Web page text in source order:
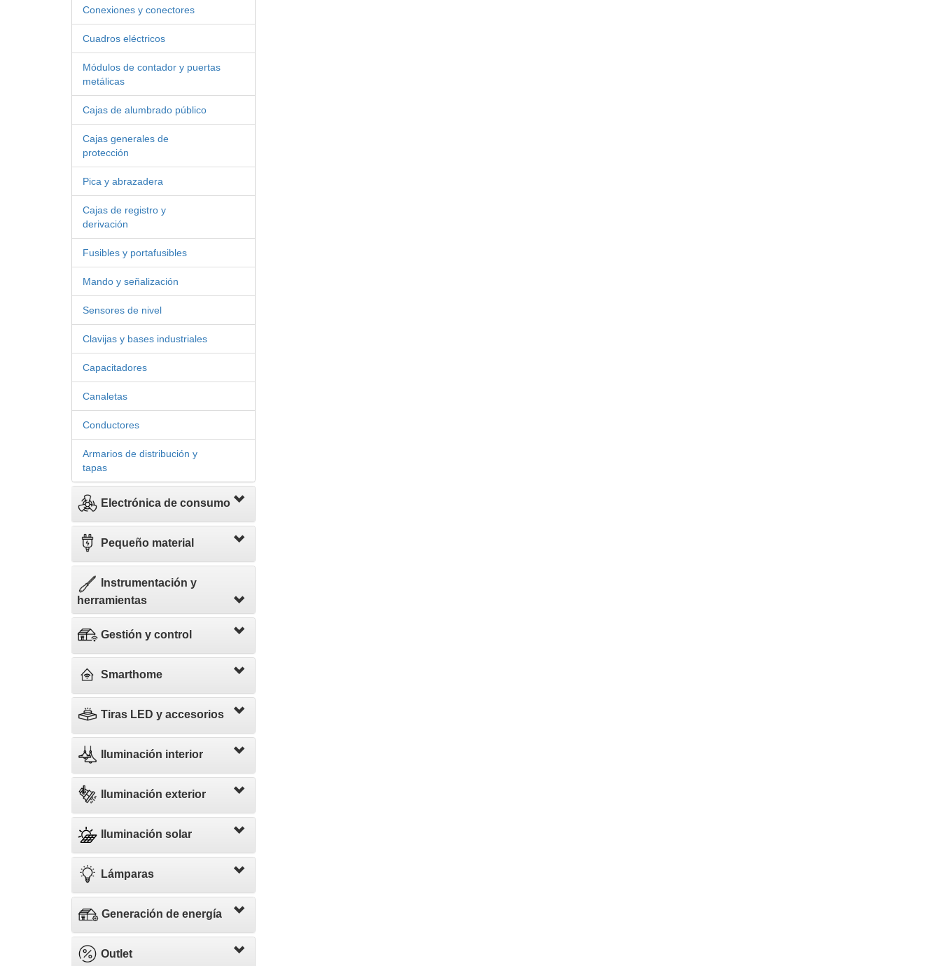
Conexiones y conectores
Cuadros eléctricos
Módulos de contador y puertas
metálicas
Cajas de alumbrado público
Cajas generales de
protección
Pica y abrazadera
Cajas de registro y
derivación
Fusibles y portafusibles
Mando y señalización
Sensores de nivel
Clavijas y bases industriales
Capacitadores
Canaletas
Conductores
Armarios de distribución y
tapas
Electrónica de consumo
Pequeño material
Instrumentación y
herramientas
Gestión y control
Smarthome
Tiras LED y accesorios
Iluminación interior
Iluminación exterior
Iluminación solar
Lámparas
Generación de energía
Outlet